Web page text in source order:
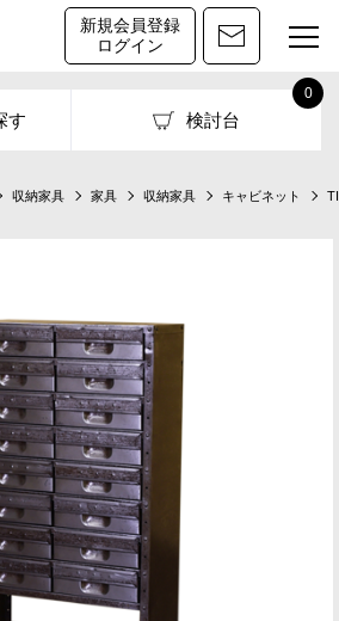
新規会員登録
ログイン
す 検討台
0
収納家具 家具 収納家具 キャビネット